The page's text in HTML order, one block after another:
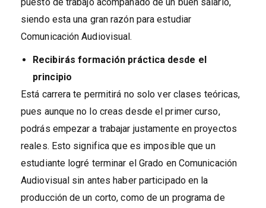
siendo esta una gran razón para estudiar
Comunicación Audiovisual.
Recibirás formación práctica desde el
principio
Está carrera te permitirá no solo ver clases teóricas,
pues aunque no lo creas desde el primer curso,
podrás empezar a trabajar justamente en proyectos
reales. Esto significa que es imposible que un
estudiante logré terminar el Grado en Comunicación
Audiovisual sin antes haber participado en la
producción de un corto, como de un programa de